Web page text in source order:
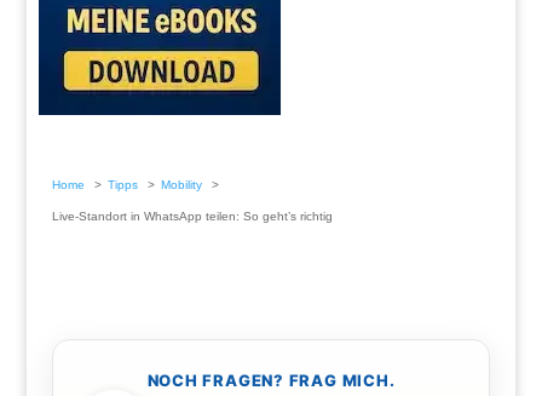
Home Tipps Mobility
Live-Standort in WhatsApp teilen: So geht’s richtig
NOCH FRAGEN? FRAG MICH.